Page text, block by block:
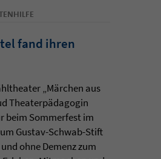
fand ihren
„Märchen aus
Theaterpädagogin
beim Sommerfest im
Gustav-Schwab-Stift
ohne Demenz zum